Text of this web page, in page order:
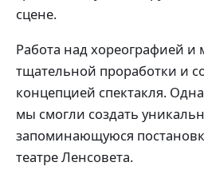
сцене.
Работа над хореографией и
тщательной проработки и
концепцией спектакля.
мы смогли создать
запоминающуюся
театре Ленсовета.